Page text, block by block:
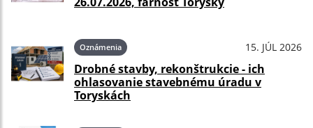
Oznámenia 15. JÚL 2026
Drobné stavby, rekonštrukcie - ich
ohlasovanie stavebnému úradu v
Toryskách